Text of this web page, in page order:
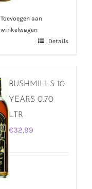
Toevoegen aan
winkelwagen
Details
BUSHMILLS 10
YEARS 0.70
LTR
€32,99